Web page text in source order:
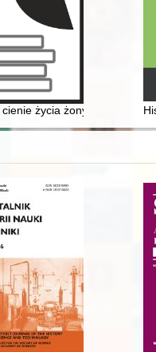
radykalizacja
cienie życia żony